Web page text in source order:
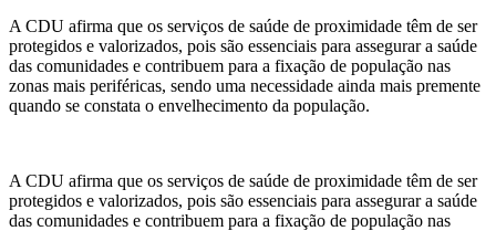
A CDU afirma que os serviços de saúde de proximidade têm de ser
protegidos e valorizados, pois são essenciais para assegurar a saúde
das comunidades e contribuem para a fixação de população nas
zonas mais periféricas, sendo uma necessidade ainda mais premente
quando se constata o envelhecimento da população.
A CDU afirma que os serviços de saúde de proximidade têm de ser
protegidos e valorizados, pois são essenciais para assegurar a saúde
das comunidades e contribuem para a fixação de população nas